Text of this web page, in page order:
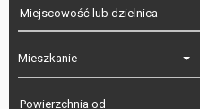
Mieszkanie